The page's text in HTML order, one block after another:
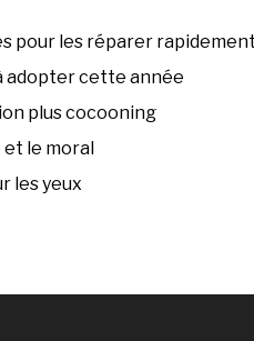
pour les réparer rapidement
adopter cette année
plus cocooning
et le moral
les yeux